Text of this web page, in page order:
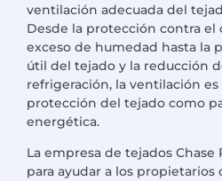
ventilación adecuada del
Desde la protección contra el
exceso de humedad hasta la
útil del tejado y la reducción
refrigeración, la ventilación
protección del tejado como
energética.
La empresa de tejados
para ayudar a los